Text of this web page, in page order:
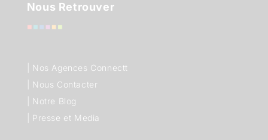
Nous Retrouver
Nos Agences Connectt
Nous Contacter
Notre Blog
Presse et Media